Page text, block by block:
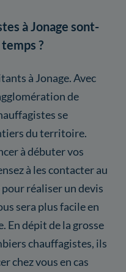
à Jonage sont-
?
à Jonage. Avec
de
se
du territoire.
à débuter vos
à les contacter au
réaliser un devis
sera plus facile en
En dépit de la grosse
chauffagistes, ils
chez vous en cas